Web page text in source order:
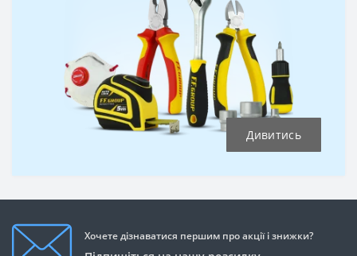
Дивитись
Хочете дізнаватися першим про акції і знижки?